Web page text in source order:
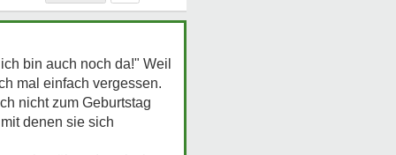
bin auch noch da!" Weil
mal einfach vergessen.
nicht zum Geburtstag
denen sie sich